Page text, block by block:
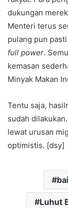
dukungan
Menteri terus
pulang pun
full power.
kemasan
Minyak Makan
Tentu saja,
sudah
lewat urusan
optimistis. [dsy]
Luhut